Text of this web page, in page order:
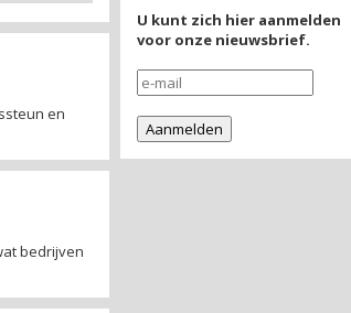
en
bedrijven
U kunt zich hier aanmelden
voor onze nieuwsbrief.